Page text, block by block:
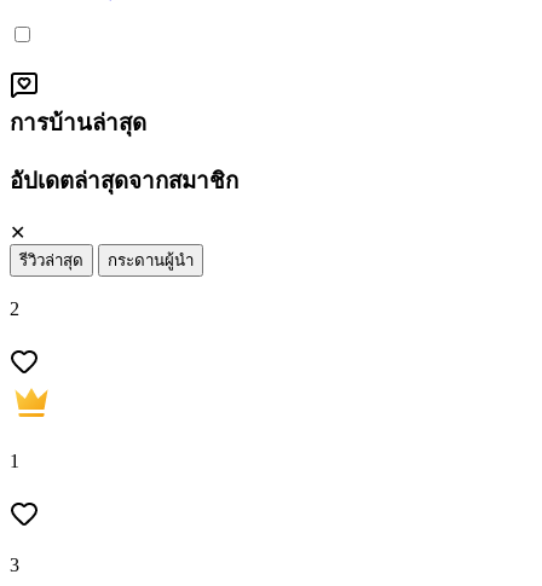
การบ้านล่าสุด
อัปเดตล่าสุดจากสมาชิก
✕
รีวิวล่าสุด กระดานผู้นำ
2
1
3